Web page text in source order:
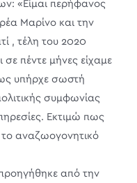
«Είμαι περήφανος
Μαρίνο και την
, τέλη του 2020
σε πέντε μήνες είχαμε
υπήρχε σωστή
συμφωνίας
Εκτιμώ πως
αναζωογονητικό
από την